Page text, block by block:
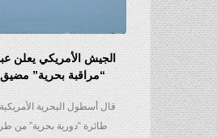
الجيش الأمريكي يعلن
“مراقبة بحرية” مضيق
قال أسطول البحرية